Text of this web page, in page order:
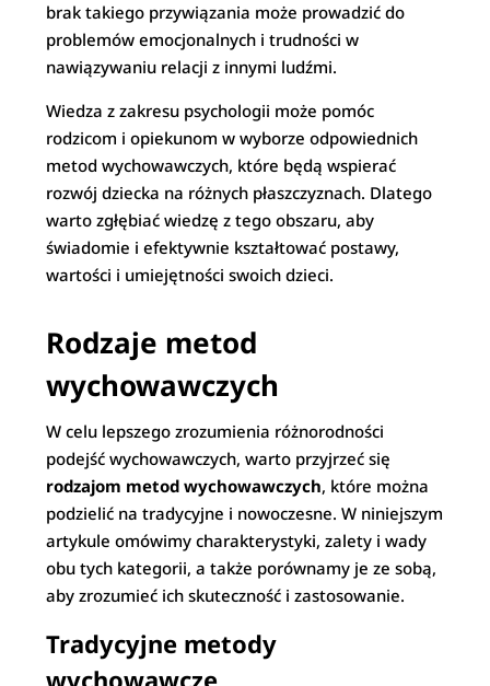
brak takiego przywiązania może prowadzić do
problemów emocjonalnych i trudności w
nawiązywaniu relacji z innymi ludźmi.
Wiedza z zakresu psychologii może pomóc
rodzicom i opiekunom w wyborze odpowiednich
metod wychowawczych, które będą wspierać
rozwój dziecka na różnych płaszczyznach. Dlatego
warto zgłębiać wiedzę z tego obszaru, aby
świadomie i efektywnie kształtować postawy,
wartości i umiejętności swoich dzieci.
Rodzaje metod
wychowawczych
W celu lepszego zrozumienia różnorodności
podejść wychowawczych, warto przyjrzeć się
rodzajom metod wychowawczych, które można
podzielić na tradycyjne i nowoczesne. W niniejszym
artykule omówimy charakterystyki, zalety i wady
obu tych kategorii, a także porównamy je ze sobą,
aby zrozumieć ich skuteczność i zastosowanie.
Tradycyjne metody
wychowawcze